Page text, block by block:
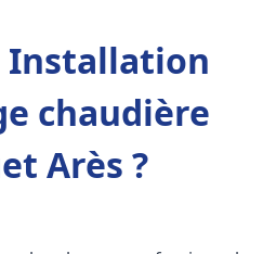
Installation
chaudière
Arès ?